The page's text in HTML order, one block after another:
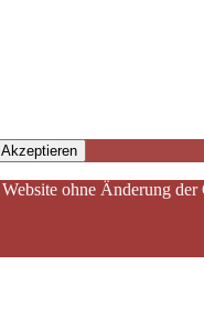
Akzeptieren
ohne Änderung